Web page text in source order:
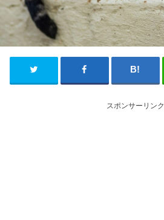
スポンサーリンク